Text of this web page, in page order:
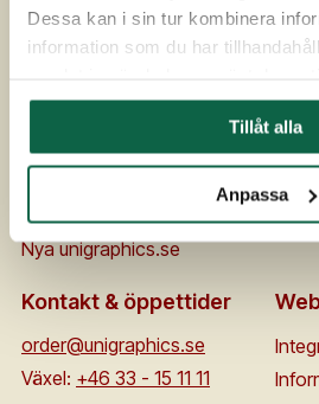
Dessa kan i sin tur kombinera
information som du har
Tillåt alla
Anpassa
Historia
Medarbetare
Affärside
Code of conduct
Nya unigraphics.se
FAQ
Om
Kontakt & öppettider
order@unigraphics.se
Växel: +46 33 - 15 11 11